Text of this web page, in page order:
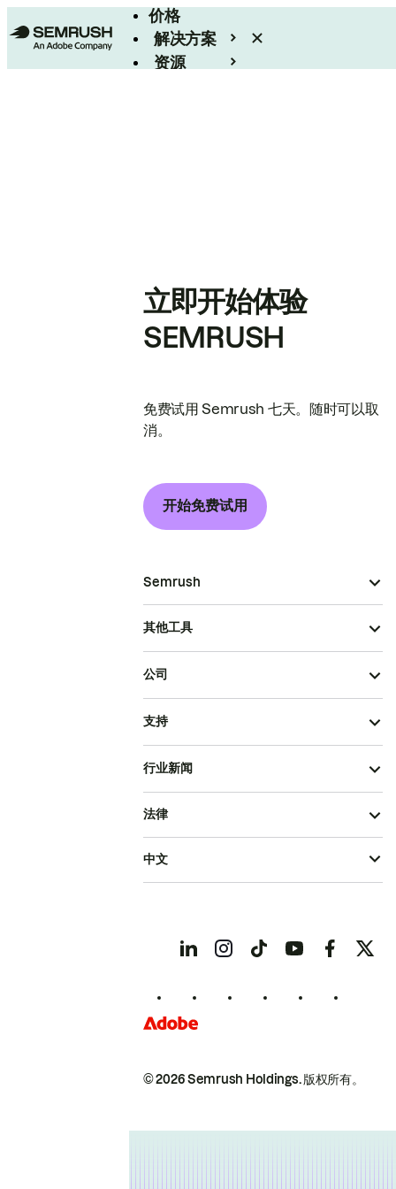
价格
解决方案
资源
立即开始体验
SEMRUSH
免费试用 Semrush 七天。随时可以取
消。
开始免费试用
Semrush
其他工具
公司
支持
行业新闻
© 2026 Semrush Holdings.版权所有。
法律
中文